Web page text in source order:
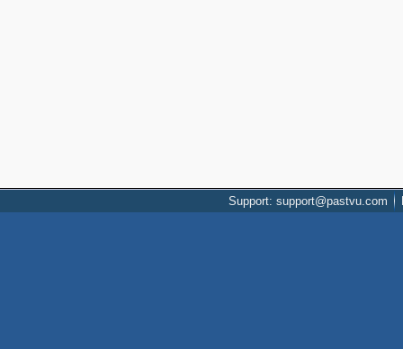
Support: support@pastvu.com